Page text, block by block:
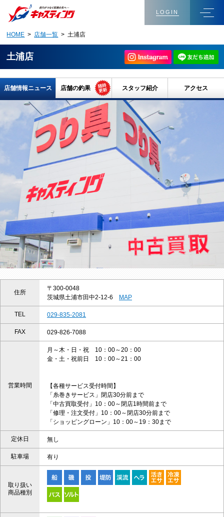
LOGIN
HOME > 店舗一覧 > 土浦店
土浦店
店舗情報ニュース 店舗の釣果 スタッフ紹介 アクセス
住所
〒300-0048
茨城県土浦市田中2-12-6
MAP
TEL 029-835-2081
FAX 029-826-7088
営業時間
月～木・日・祝 10：00～20：00
金・土・祝前日 10：00～21：00
【各種サービス受付時間】
「糸巻きサービス」閉店30分前まで
「中古買取受付」10：00～閉店1時間前まで
「修理・注文受付」10：00～閉店30分前まで
「ショッピングローン」10：00～19：30まで
定休日 無し
駐車場 有り
取り扱い
商品種別